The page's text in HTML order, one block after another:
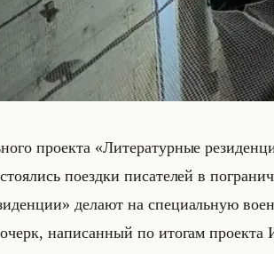
про­ек­та «Литературные
по­езд­ки пи­са­те­лей в
де­ла­ют на спе­ци­альную
на­пи­сан­ный по ито­гам